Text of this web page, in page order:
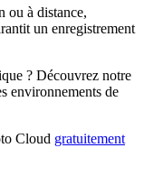
ou à distance,
un enregistrement
? Découvrez notre
environnements de
Cloud gratuitement